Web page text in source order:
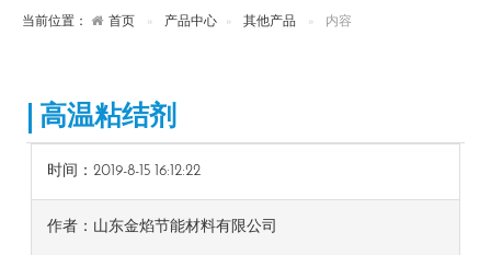
当前位置： 首页 产品中心 其他产品 内容
高温粘结剂
时间：2019-8-15 16:12:22
作者：山东金焰节能材料有限公司